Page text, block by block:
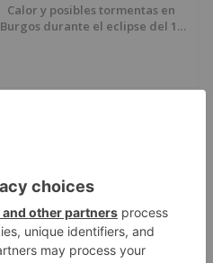
Calor y posibles tormentas en
Burgos durante el eclipse del 12
El Burgos CF anuncia que Álex
Lizancos ha sido operado con
éxito del menisco de su rodilla
izquierda